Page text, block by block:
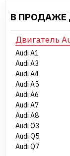
В ПРОДАЖЕ
Двигатель
Audi A1
Audi A3
Audi A4
Audi A5
Audi A6
Audi A7
Audi A8
Audi Q3
Audi Q5
Audi Q7